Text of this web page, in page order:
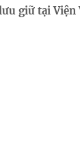
giữ tại Viện